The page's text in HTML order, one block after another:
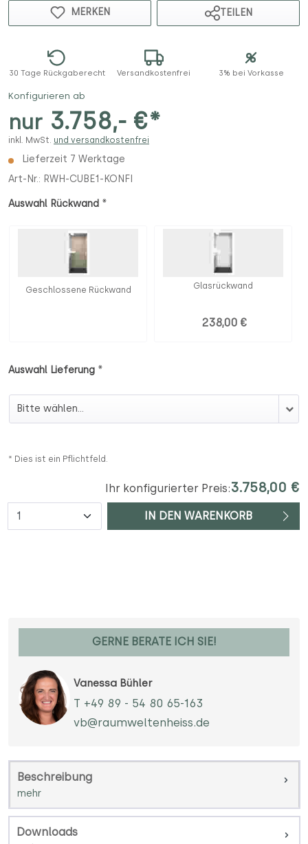
MERKEN TEILEN
30 Tage Rückgaberecht Versandkostenfrei 3% bei Vorkasse
Konfigurieren ab
nur 3.758,- €*
inkl. MwSt. und versandkostenfrei
Lieferzeit 7 Werktage
Art-Nr.: RWH-CUBE1-KONFI
Auswahl Rückwand *
Geschlossene Rückwand Glasrückwand
238,00 €
Auswahl Lieferung *
Auswahl Lieferung
* Dies ist ein Pflichtfeld.
Ihr konfigurierter Preis:3.758,00 €
Anzahl IN DEN WARENKORB
GERNE BERATE ICH SIE!
Vanessa Bühler
T +49 89 - 54 80 65-163
vb@raumweltenheiss.de
Beschreibung
Downloads